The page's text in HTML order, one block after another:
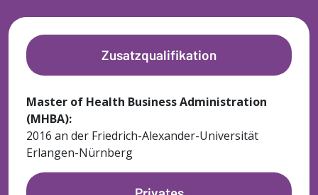
Zusatzqualifikation
Master of Health Business Administration
(MHBA):
2016 an der Friedrich-Alexander-Universität
Erlangen-Nürnberg